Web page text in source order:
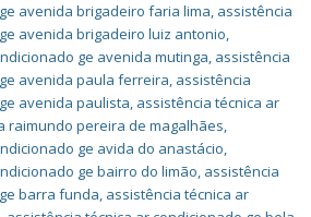
avenida brigadeiro faria lima, assistência
avenida brigadeiro luiz antonio,
ge avenida mutinga, assistência
avenida paula ferreira, assistência
avenida paulista, assistência técnica ar
raimundo pereira de magalhães,
ge avida do anastácio,
ge bairro do limão, assistência
barra funda, assistência técnica ar